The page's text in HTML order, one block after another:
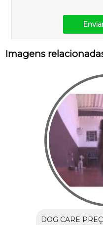
Imagens
DOG CARE